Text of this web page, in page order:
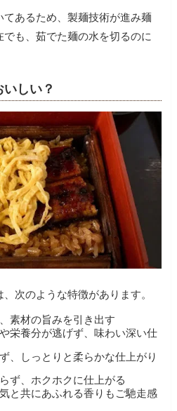
あるため、製麺技術が進み麺
も、茹でた麺の水を切るのに
しい？
次のような特徴があります。
素材の旨みを引き出す
栄養分が逃げず、味わい深い仕
、しっとりと柔らかな仕上がり
ず、ホクホクに仕上がる
と共にあふれる香りもご馳走感